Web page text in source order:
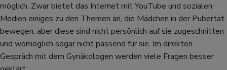
möglich. Zwar bietet das Internet mit YouTube und sozialen
Medien einiges zu den Themen an, die Mädchen in der Pubertät
bewegen, aber diese sind nicht persönlich auf sie zugeschnitten
und womöglich sogar nicht passend für sie. Im direkten
Gespräch mit dem Gynäkologen werden viele Fragen besser